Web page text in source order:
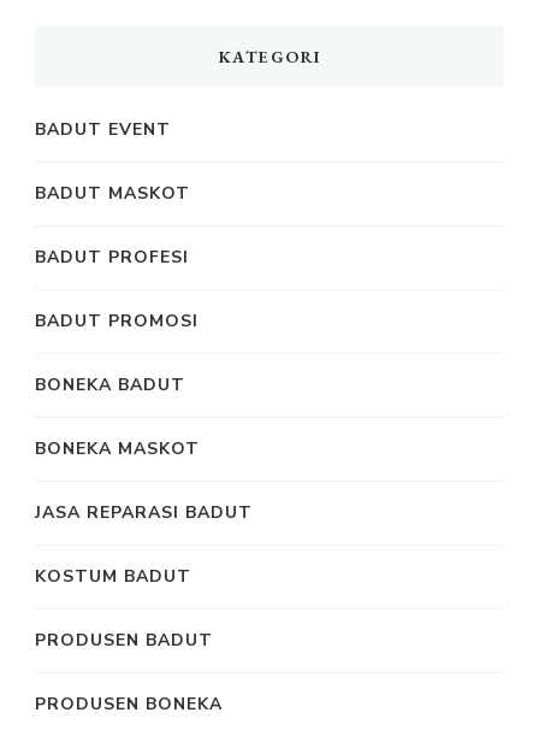
KATEGORI
BADUT EVENT
BADUT MASKOT
BADUT PROFESI
BADUT PROMOSI
BONEKA BADUT
BONEKA MASKOT
JASA REPARASI BADUT
KOSTUM BADUT
PRODUSEN BADUT
PRODUSEN BONEKA